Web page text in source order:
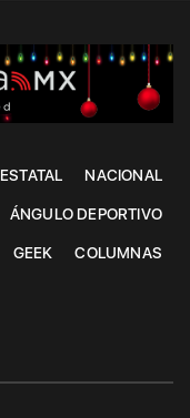
ESTATAL NACIONAL
ÁNGULO DEPORTIVO
GEEK COLUMNAS